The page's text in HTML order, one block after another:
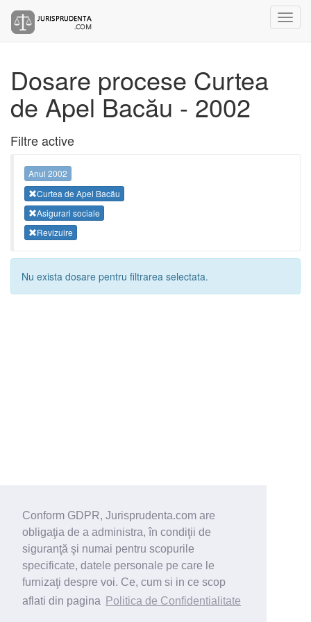
Conform GDPR, Jurisprudenta.com are
obligaţia de a administra, în condiţii de
siguranţă şi numai pentru scopurile
specificate, datele personale pe care le
furnizaţi despre voi. Ce, cum si in ce scop
aflati din pagina
Politica de Confidentialitate
Dosare procese Curtea
de Apel Bacău - 2002
Filtre active
Anul 2002
Curtea de Apel Bacău
Asigurari sociale
Revizuire
Nu exista dosare pentru filtrarea selectata.